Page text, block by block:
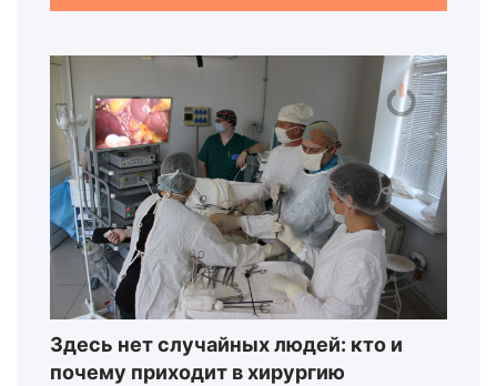
Здесь нет случайных людей: кто и
почему приходит в хирургию